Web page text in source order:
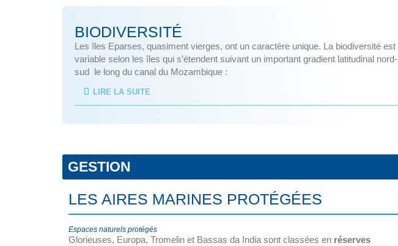
BIODIVERSITÉ
Les îles Eparses, quasiment vierges, ont un caractère unique. La biodiversité est
variable selon les îles qui s’étendent suivant un important gradient latitudinal nord-
sud le long du canal du Mozambique :
LIRE LA SUITE
GESTION
LES AIRES MARINES PROTÉGÉES
Espaces naturels protégés
Glorieuses, Europa, Tromelin et Bassas da India sont classées en réserves